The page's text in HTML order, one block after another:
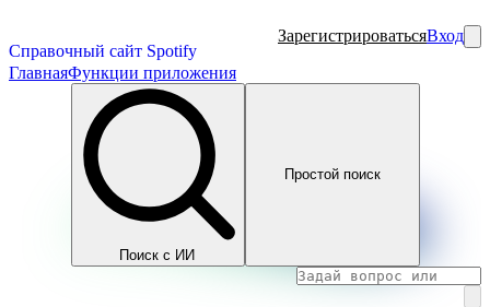
Справочный сайт Spotify
ЗарегистрироватьсяВход
ГлавнаяФункции приложения
Поиск с ИИ
Простой поиск